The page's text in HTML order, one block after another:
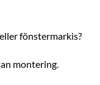
fönstermarkis?
montering.